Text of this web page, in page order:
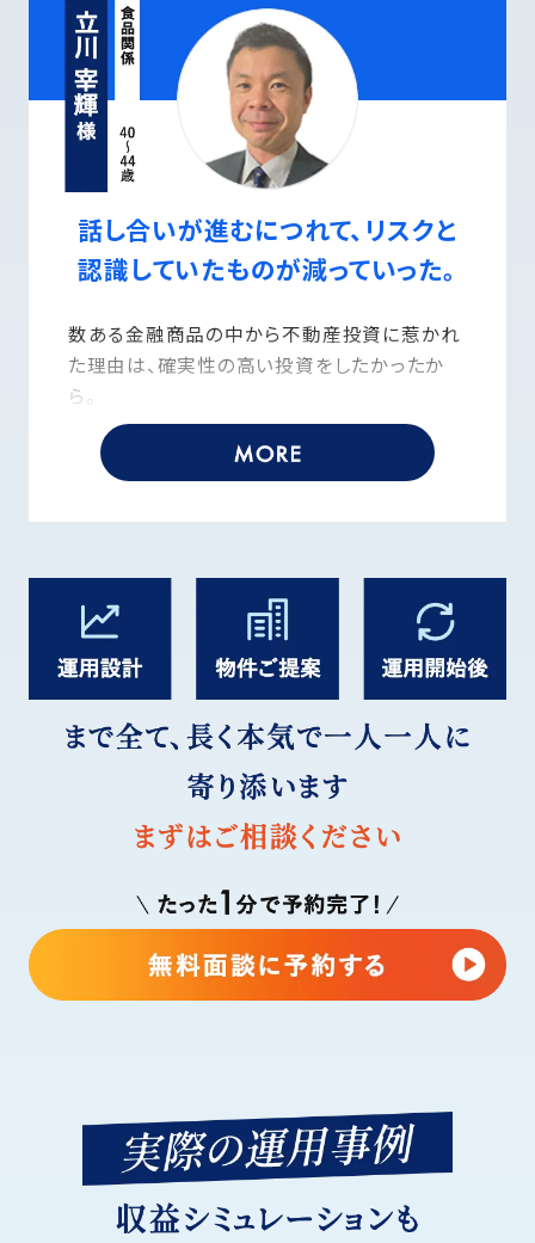
他社は売ることしか考えていないというか、私
の人生設計について話し合うことが一切なか
ったんです。ですが、プロパティエージェントで
は、そもそも話の入り方から違った。まずは将
来、どのような暮らしをしたいのかという点か
らヒアリングしてくださったんです。私の人生と
向き合って、最適なプランを提案してくれるんだ
と思いました。さらには、私に合った選択肢を
何通りも用意してくださったことで、将来的な
話し合いが進むにつれて、リスクと
認識していたものが減っていった。
数ある金融商品の中から不動産投資に惹かれ
た理由は、確実性の高い投資をしたかったか
ら。
毎月の決まった賃料収入でローンを支払い、長
い年月をかけて資産を作っていく不動産投資
は、私の考える確実性の高い投資に合致してい
ました。
なかったため、リスクを不安視していました。で
すが、営業担当の方の話を聞き、不動産投資の
知識が増えれば増えるほど、怖さは消えていき
ましたね。
話し合いが進むにつれて、自分の中でリスクと
認識していたものが減っていき、不動産投資を
始めたいと思うようになったんです。
また、他社では物件の在庫やバリエーションが
限られていた中、プロパティエージェントから
きな後押しになりました。